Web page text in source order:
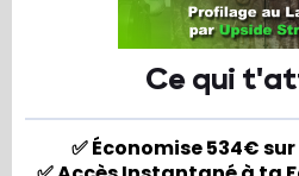
Ce qui
✅ Économise 534€